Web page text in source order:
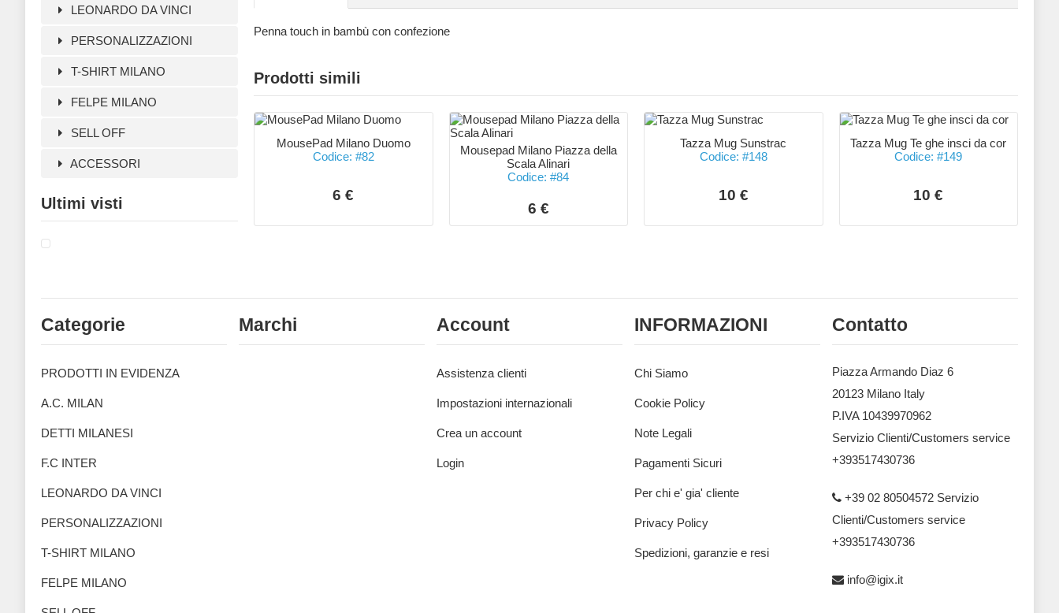
LEONARDO DA VINCI
PERSONALIZZAZIONI
T-SHIRT MILANO
FELPE MILANO
SELL OFF
ACCESSORI
Ultimi visti
Penna touch in bambù con confezione
Prodotti simili
MousePad Milano Duomo
Codice: #82
6 €
Mousepad Milano Piazza della
Scala Alinari
Codice: #84
6 €
Tazza Mug Sunstrac
Codice: #148
10 €
Tazza Mug Te ghe insci da cor
Codice: #149
10 €
Categorie
PRODOTTI IN EVIDENZA
A.C. MILAN
DETTI MILANESI
F.C INTER
LEONARDO DA VINCI
PERSONALIZZAZIONI
T-SHIRT MILANO
FELPE MILANO
Marchi Account
Assistenza clienti
Impostazioni internazionali
Crea un account
Login
INFORMAZIONI
Chi Siamo
Cookie Policy
Note Legali
Pagamenti Sicuri
Per chi e' gia' cliente
Privacy Policy
Spedizioni, garanzie e resi
Contatto
Piazza Armando Diaz 6
20123 Milano Italy
P.IVA 10439970962
Servizio Clienti/Customers service
+393517430736
+39 02 80504572 Servizio
Clienti/Customers service
+393517430736
info@igix.it